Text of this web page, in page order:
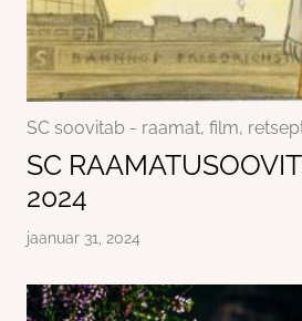
SC soovitab - raamat, film,
SC
2024
jaanuar 31, 2024